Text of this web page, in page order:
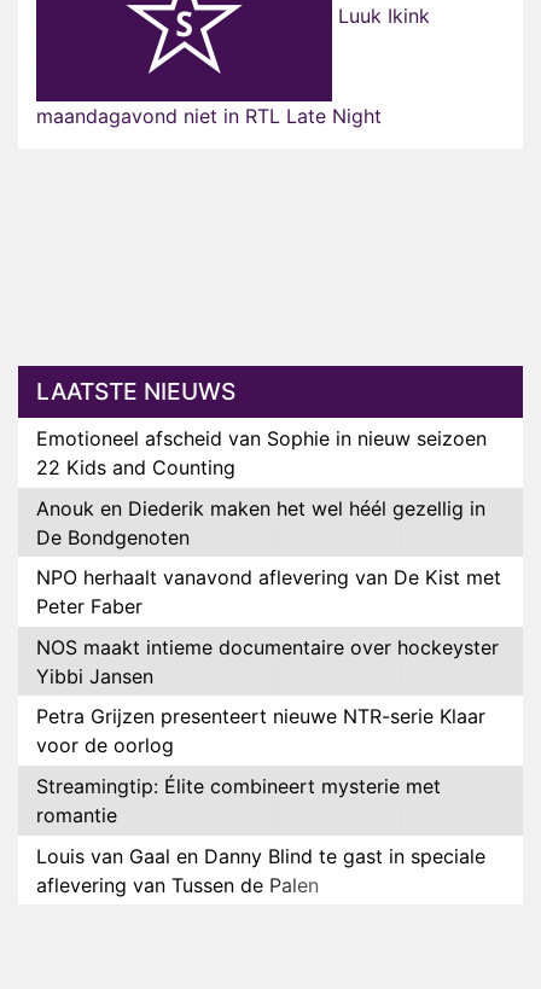
Luuk Ikink
maandagavond niet in RTL Late Night
LAATSTE NIEUWS
Emotioneel afscheid van Sophie in nieuw seizoen
22 Kids and Counting
Anouk en Diederik maken het wel héél gezellig in
De Bondgenoten
NPO herhaalt vanavond aflevering van De Kist met
Peter Faber
NOS maakt intieme documentaire over hockeyster
Yibbi Jansen
Petra Grijzen presenteert nieuwe NTR-serie Klaar
voor de oorlog
Streamingtip: Élite combineert mysterie met
romantie
Louis van Gaal en Danny Blind te gast in speciale
aflevering van Tussen de Palen